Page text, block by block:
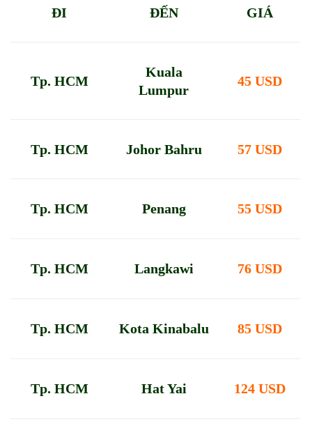
ĐI ĐẾN GIÁ
Tp. HCM
Kuala
Lumpur
45 USD
Tp. HCM Johor Bahru 57 USD
Tp. HCM Penang 55 USD
Tp. HCM Langkawi 76 USD
Tp. HCM Kota Kinabalu 85 USD
Tp. HCM Hat Yai 124 USD